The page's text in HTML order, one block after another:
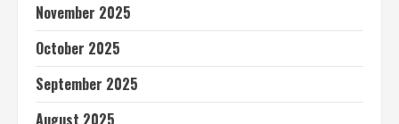
November 2025
October 2025
September 2025
August 2025